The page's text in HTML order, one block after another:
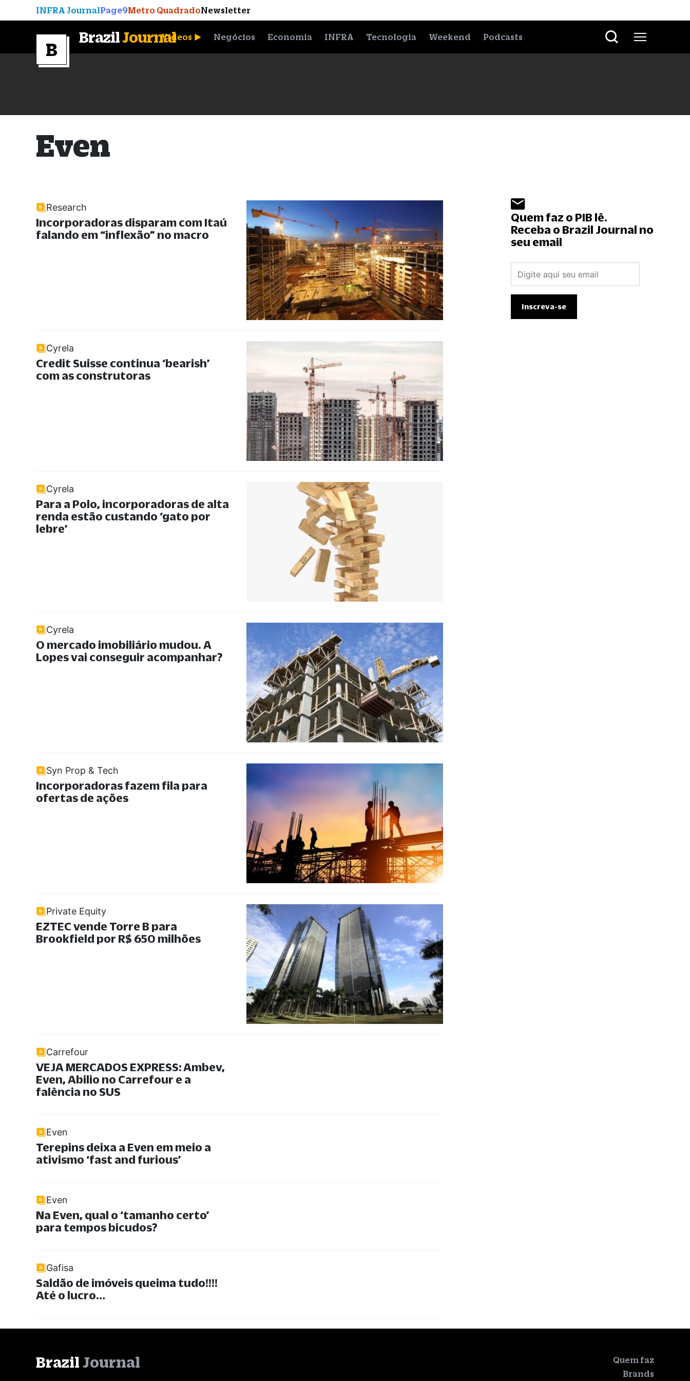
INFRA JournalPage9Metro QuadradoNewsletter
BrazilJournalVídeos Negócios Economia INFRA Tecnologia Weekend Podcasts
Even
Research
Incorporadoras disparam com Itaú
falando em “inflexão” no macro
Cyrela
Credit Suisse continua ‘bearish’
com as construtoras
Cyrela
Para a Polo, incorporadoras de alta
renda estão custando ‘gato por
lebre’
Cyrela
O mercado imobiliário mudou. A
Lopes vai conseguir acompanhar?
Syn Prop & Tech
Incorporadoras fazem fila para
ofertas de ações
Private Equity
EZTEC vende Torre B para
Brookfield por R$ 650 milhões
Carrefour
VEJA MERCADOS EXPRESS: Ambev,
Even, Abilio no Carrefour e a
falência no SUS
Even
Terepins deixa a Even em meio a
ativismo ‘fast and furious’
Even
Na Even, qual o ‘tamanho certo’
para tempos bicudos?
Gafisa
Saldão de imóveis queima tudo!!!!
Até o lucro…
Quem faz o PIB lê.
Receba o Brazil Journal no
seu email
Brazil Journal
Quem faz
Brands